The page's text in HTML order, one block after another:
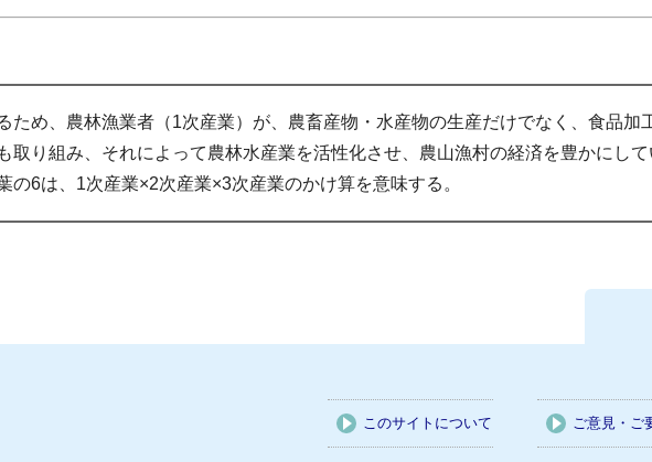
め、農林漁業者（1次産業）が、農畜産物・水産物の生産だけでなく、食品加
取り組み、それによって農林水産業を活性化させ、農山漁村の経済を豊かにして
の6は、1次産業×2次産業×3次産業のかけ算を意味する。
このサイトについて ご意見・ご